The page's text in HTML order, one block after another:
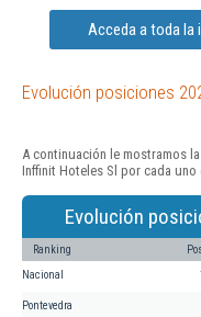
Acceda a toda la
Evolución posiciones
A continuación le mostramos
Inffinit Hoteles Sl por cada
Evolución
Ranking
Nacional
Pontevedra